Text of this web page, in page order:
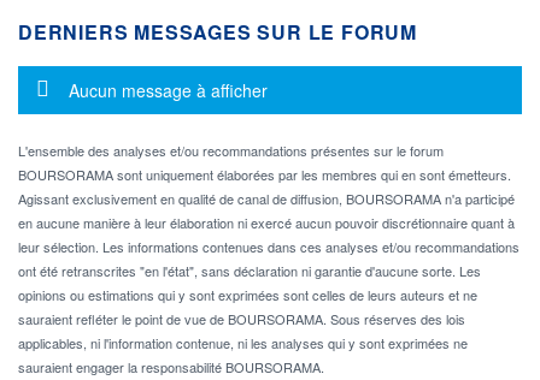
DERNIERS MESSAGES SUR LE FORUM
Message d'information
Aucun message à afficher
L'ensemble des analyses et/ou recommandations présentes sur le forum
BOURSORAMA sont uniquement élaborées par les membres qui en sont émetteurs.
Agissant exclusivement en qualité de canal de diffusion, BOURSORAMA n'a participé
en aucune manière à leur élaboration ni exercé aucun pouvoir discrétionnaire quant à
leur sélection. Les informations contenues dans ces analyses et/ou recommandations
ont été retranscrites "en l'état", sans déclaration ni garantie d'aucune sorte. Les
opinions ou estimations qui y sont exprimées sont celles de leurs auteurs et ne
sauraient refléter le point de vue de BOURSORAMA. Sous réserves des lois
applicables, ni l'information contenue, ni les analyses qui y sont exprimées ne
sauraient engager la responsabilité BOURSORAMA.